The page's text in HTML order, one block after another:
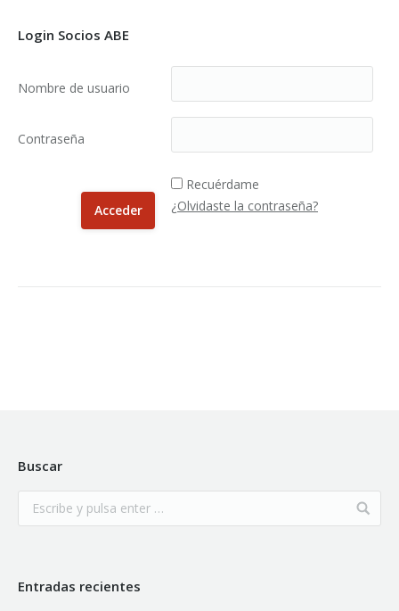
Login Socios ABE
Nombre de usuario
Contraseña
Recuérdame
¿Olvidaste la contraseña?
Buscar
Entradas recientes